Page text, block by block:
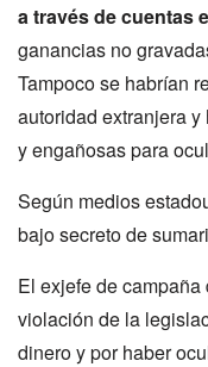
a través de cuentas
ganancias no
Tampoco se habrían
autoridad extranjera
y engañosas para
Según medios
bajo secreto de
El exjefe de
violación de la
dinero y por haber